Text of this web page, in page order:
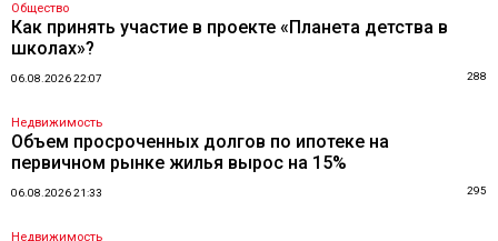
Общество
Как принять участие в проекте «Планета детства в
школах»?
06.08.2026 22:07 288
Недвижимость
Объем просроченных долгов по ипотеке на
первичном рынке жилья вырос на 15%
06.08.2026 21:33 295
Недвижимость